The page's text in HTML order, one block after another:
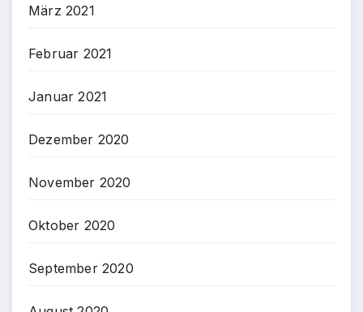
März 2021
Februar 2021
Januar 2021
Dezember 2020
November 2020
Oktober 2020
September 2020